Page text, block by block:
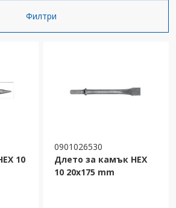
Филтри
10
0901026530
Длето за камък HEX
10 20x175 mm